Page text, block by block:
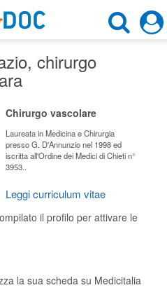
×
di ricerca
×
specialista
CERCA
, chirurgo
Chirurgo vascolare
Laureata in Medicina e Chirurgia
presso G. D'Annunzio nel 1998 ed
iscritta all'Ordine dei Medici di Chieti n°
3953..
Leggi curriculum vitae
il profilo per attivare le
la sua scheda su Medicitalia